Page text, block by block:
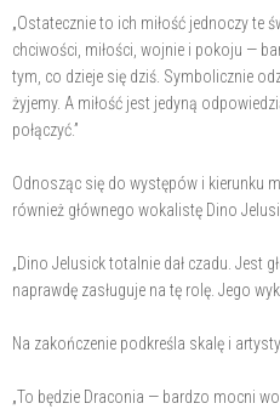
„Ostatecznie to ich miłość jednoczy te
chciwości, miłości, wojnie i pokoju —
tym, co dzieje się dziś. Symbolicznie
żyjemy. A miłość jest jedyną
połączyć.”
Odnosząc się do występów i kierunku
również głównego wokalistę Dino
„Dino Jelusick totalnie dał czadu. Jest
naprawdę zasługuje na tę rolę. Jego
Na zakończenie podkreśla skalę i
„To będzie Draconia — bardzo mocni